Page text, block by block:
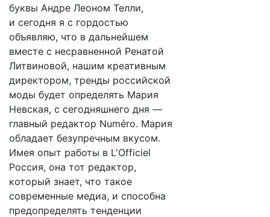
буквы Андре Леоном Телли,
и сегодня я с гордостью
объявляю, что в дальнейшем
вместе с несравненной Ренатой
Литвиновой, нашим креативным
директором, тренды российской
моды будет определять Мария
Невская, с сегодняшнего дня —
главный редактор Numéro. Мария
обладает безупречным вкусом.
Имея опыт работы в L'Officiel
Россия, она тот редактор,
который знает, что такое
современные медиа, и способна
предопределять тенденции